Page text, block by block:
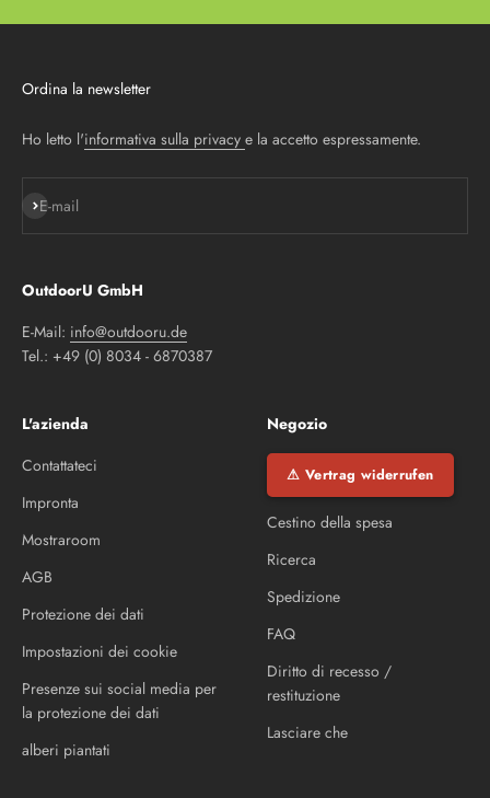
Ordina la newsletter
Ho letto l'informativa sulla privacy e la accetto espressamente.
E-mail
Iscriviti alla newsletter
OutdoorU GmbH
E-Mail: info@outdooru.de
Tel.: +49 (0) 8034 - 6870387
L'azienda
Contattateci
Impronta
Mostraroom
AGB
Protezione dei dati
Impostazioni dei cookie
Presenze sui social media per
la protezione dei dati
alberi piantati
Negozio
⚠ Vertrag widerrufen
Cestino della spesa
Ricerca
Spedizione
FAQ
Diritto di recesso /
restituzione
Lasciare che